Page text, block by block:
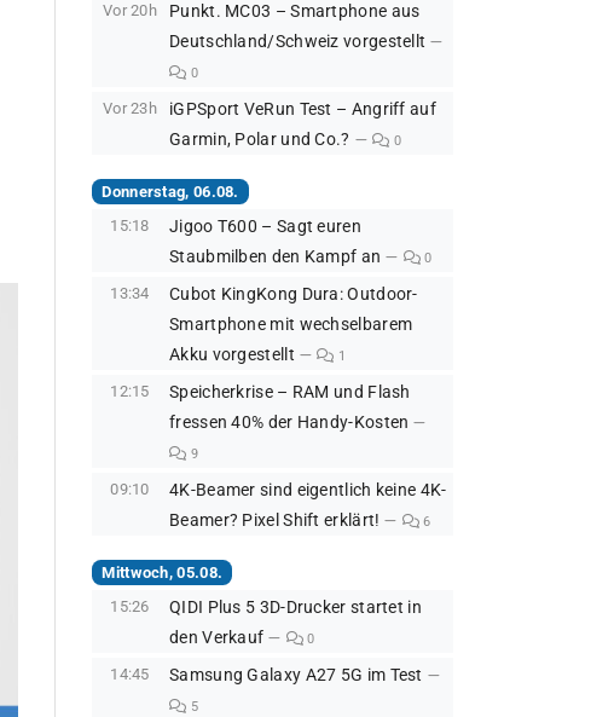
Vor 20h
Punkt. MC03 – Smartphone aus
Deutschland/Schweiz vorgestellt
0
Vor 23h
iGPSport VeRun Test – Angriff auf
Garmin, Polar und Co.?
0
Donnerstag, 06.08.
15:18
Jigoo T600 – Sagt euren
Staubmilben den Kampf an
0
13:34
Cubot KingKong Dura: Outdoor-
Smartphone mit wechselbarem
Akku vorgestellt
1
12:15
Speicherkrise – RAM und Flash
fressen 40% der Handy-Kosten
9
09:10
4K-Beamer sind eigentlich keine 4K-
Beamer? Pixel Shift erklärt!
6
Mittwoch, 05.08.
15:26
QIDI Plus 5 3D-Drucker startet in
den Verkauf
0
14:45 Samsung Galaxy A27 5G im Test
5